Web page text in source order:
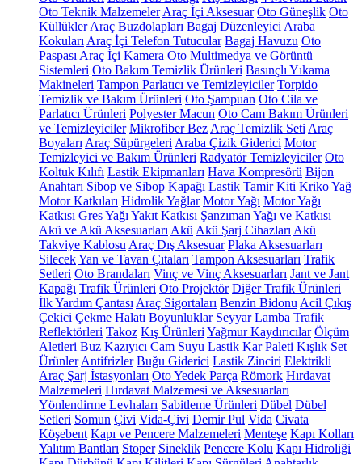
Oto Teknik Malzemeler Araç İçi Aksesuar Oto Güneşlik Oto
Küllükler Araç Buzdolapları Bagaj Düzenleyici Araba
Kokuları Araç İçi Telefon Tutucular Bagaj Havuzu Oto
Paspası Araç İçi Kamera Oto Multimedya ve Görüntü
Sistemleri Oto Bakım Temizlik Ürünleri Basınçlı Yıkama
Makineleri Tampon Parlatıcı ve Temizleyiciler Torpido
Temizlik ve Bakım Ürünleri Oto Şampuan Oto Cila ve
Parlatıcı Ürünleri Polyester Macun Oto Cam Bakım Ürünleri
ve Temizleyiciler Mikrofiber Bez Araç Temizlik Seti Araç
Boyaları Araç Süpürgeleri Araba Çizik Giderici Motor
Temizleyici ve Bakım Ürünleri Radyatör Temizleyiciler Oto
Koltuk Kılıfı Lastik Ekipmanları Hava Kompresörü Bijon
Anahtarı Sibop ve Sibop Kapağı Lastik Tamir Kiti KrikoYağ
Motor Katkıları Hidrolik Yağlar Motor Yağı Motor Yağı
Katkısı Gres Yağı Yakıt Katkısı Şanzıman Yağı ve Katkısı
Akü ve Akü Aksesuarları Akü Akü Şarj Cihazları Akü
Takviye Kablosu Araç Dış Aksesuar Plaka Aksesuarları
SilecekYan ve Tavan Çıtaları Tampon Aksesuarları Trafik
Setleri Oto Brandaları Vinç ve Vinç Aksesuarları Jant ve Jant
Kapağı Trafik Ürünleri Oto Projektör Diğer Trafik Ürünleri
İlk Yardım Çantası Araç Sigortaları Benzin Bidonu Acil Çıkış
Çekici Çekme Halatı Boyunluklar Seyyar Lamba Trafik
Reflektörleri Takoz Kış Ürünleri Yağmur Kaydırıcılar Ölçüm
Aletleri Buz Kazıyıcı Cam Suyu Lastik Kar Paleti Kışlık Set
Ürünler Antifrizler Buğu Giderici Lastik Zinciri Elektrikli
Araç Şarj İstasyonları Oto Yedek Parça Römork Hırdavat
Malzemeleri Hırdavat Malzemesi ve Aksesuarları
Yönlendirme Levhaları Sabitleme Ürünleri Dübel Dübel
Setleri Somun Çivi Vida-Çivi Demir Pul Vida Civata
Köşebent Kapı ve Pencere Malzemeleri Menteşe Kapı Kolları
Yalıtım Bantları Stoper Sineklik Pencere Kolu Kapı Hidroliği